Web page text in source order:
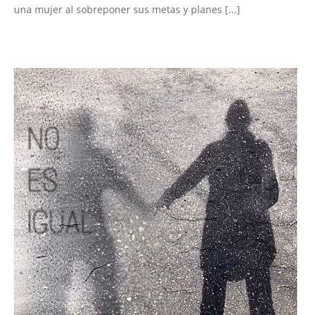
una mujer al sobreponer sus metas y planes [...]